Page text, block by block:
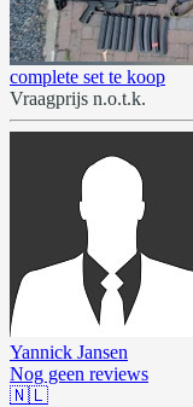
complete set te koop
Vraagprijs n.o.t.k.
Yannick Jansen
Nog geen reviews
🇳🇱